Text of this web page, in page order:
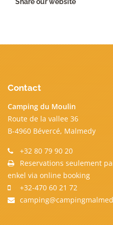
Contact
Camping du Moulin
Route de la vallee 36
B-4960 Bévercé, Malmedy
+32 80 79 90 20
Reservations seulement
enkel via online booking
+32-470 60 21 72